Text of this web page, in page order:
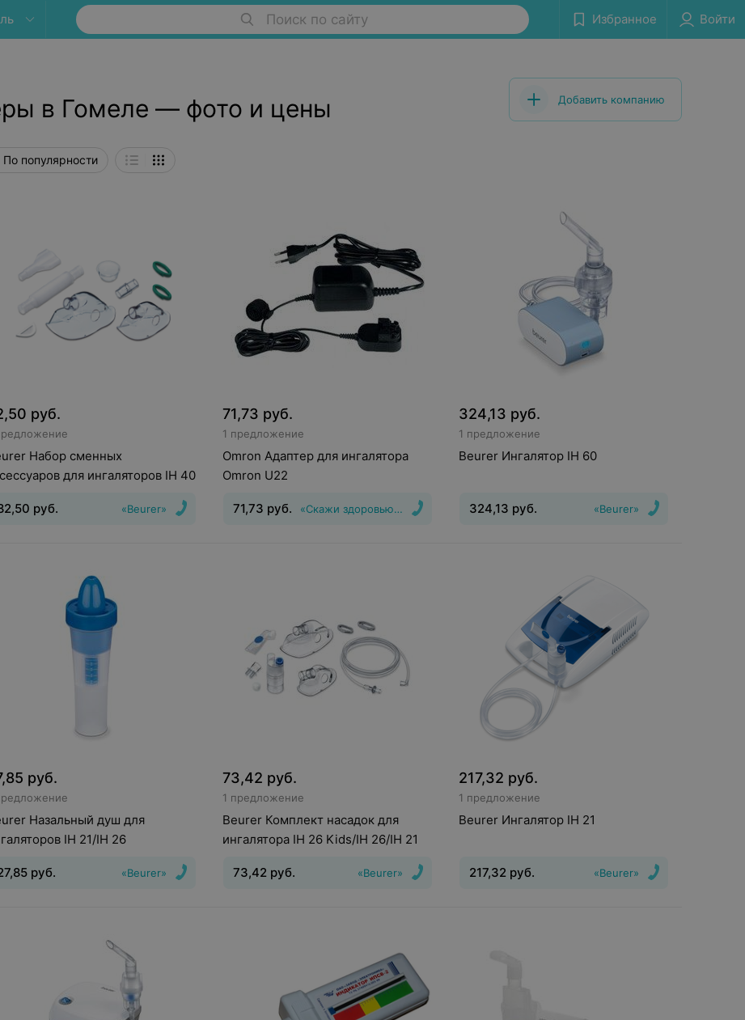
Поиск по сайту Избранное Войти
в Гомеле — фото и цены Добавить компанию
По популярности
руб.
Набор сменных
для ингаляторов IH 40
«Beurer»
руб.
71,73 руб.
1 предложение
Omron Адаптер для ингалятора
Omron U22
«Скажи здоровью Да!»
71,73 руб.
324,13 руб.
1 предложение
Beurer Ингалятор IH 60
«Beurer»
324,13 руб.
руб.
Назальный душ для
IH 21/IH 26
«Beurer»
руб.
73,42 руб.
1 предложение
Beurer Комплект насадок для
ингалятора IH 26 Kids/IH 26/IH 21
«Beurer»
73,42 руб.
217,32 руб.
1 предложение
Beurer Ингалятор IH 21
«Beurer»
217,32 руб.